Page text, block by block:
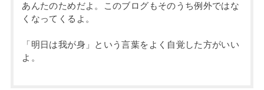
あんたのためだよ。このブログもそのうち例外ではな
くなってくるよ。
「明日は我が身」という言葉をよく自覚した方がいい
よ。